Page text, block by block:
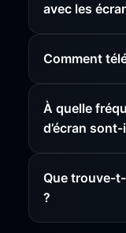
avec les
Comment
À quelle
d’écran
Que trouve-
?